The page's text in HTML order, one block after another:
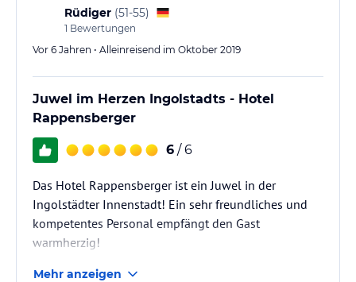
Rüdiger (51-55)
1 Bewertungen
Vor 6 Jahren • Alleinreisend im Oktober 2019
Juwel im Herzen Ingolstadts - Hotel
Rappensberger
6 / 6
Das Hotel Rappensberger ist ein Juwel in der
Ingolstädter Innenstadt! Ein sehr freundliches und
kompetentes Personal empfängt den Gast
warmherzig!
Mehr anzeigen